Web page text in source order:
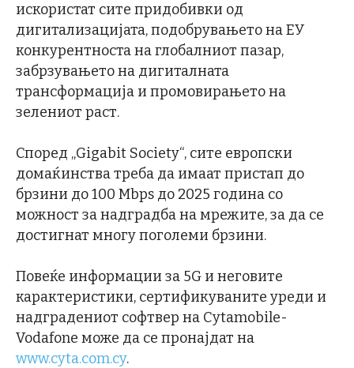
искористат сите придобивки од
дигитализацијата, подобрувањето на ЕУ
конкурентноста на глобалниот пазар,
забрзувањето на дигиталната
трансформација и промовирањето на
зелениот раст.
Според „Gigabit Society“, сите европски
домаќинства треба да имаат пристап до
брзини до 100 Mbps до 2025 година со
можност за надградба на мрежите, за да се
достигнат многу поголеми брзини.
Повеќе информации за 5G и неговите
карактеристики, сертификуваните уреди и
надградениот софтвер на Cytamobile-
Vodafone може да се пронајдат на
www.cyta.com.cy.